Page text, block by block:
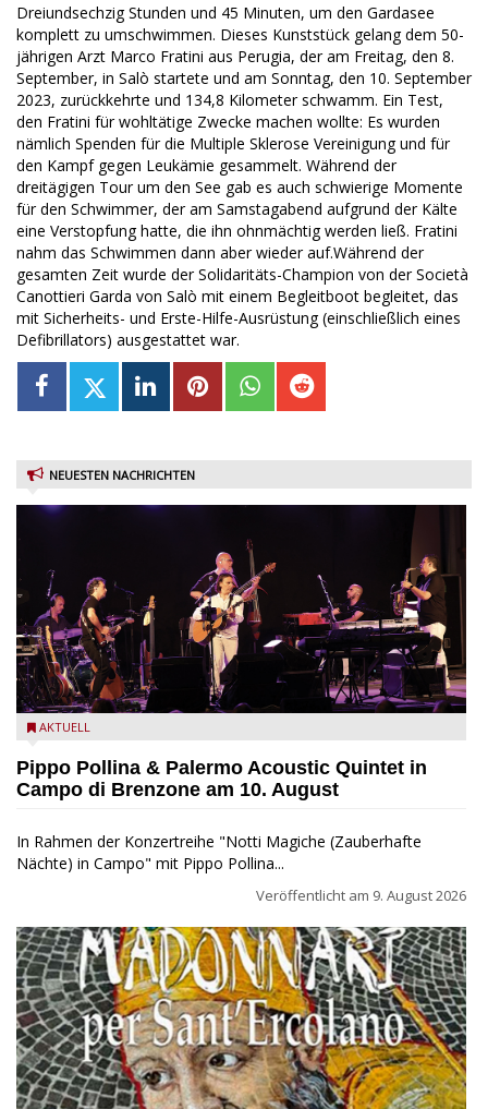
Dreiundsechzig Stunden und 45 Minuten, um den Gardasee
komplett zu umschwimmen. Dieses Kunststück gelang dem 50-
jährigen Arzt Marco Fratini aus Perugia, der am Freitag, den 8.
September, in Salò startete und am Sonntag, den 10. September
2023, zurückkehrte und 134,8 Kilometer schwamm. Ein Test,
den Fratini für wohltätige Zwecke machen wollte: Es wurden
nämlich Spenden für die Multiple Sklerose Vereinigung und für
den Kampf gegen Leukämie gesammelt. Während der
dreitägigen Tour um den See gab es auch schwierige Momente
für den Schwimmer, der am Samstagabend aufgrund der Kälte
eine Verstopfung hatte, die ihn ohnmächtig werden ließ. Fratini
nahm das Schwimmen dann aber wieder auf.Während der
gesamten Zeit wurde der Solidaritäts-Champion von der Società
Canottieri Garda von Salò mit einem Begleitboot begleitet, das
mit Sicherheits- und Erste-Hilfe-Ausrüstung (einschließlich eines
Defibrillators) ausgestattet war.
NEUESTEN NACHRICHTEN
Pippo Pollina im Konzert mit dem Palermo Acoustic Quintet
AKTUELL
Pippo Pollina & Palermo Acoustic Quintet in
Campo di Brenzone am 10. August
In Rahmen der Konzertreihe "Notti Magiche (Zauberhafte
Nächte) in Campo" mit Pippo Pollina...
Veröffentlicht am 9. August 2026